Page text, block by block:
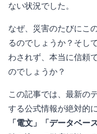
ない状況でした。
なぜ、災害のたびにこ
るのでしょうか？そし
わされず、本当に信頼
のでしょうか？
この記事では、最新の
する公式情報が絶対的
「電文」「データベー